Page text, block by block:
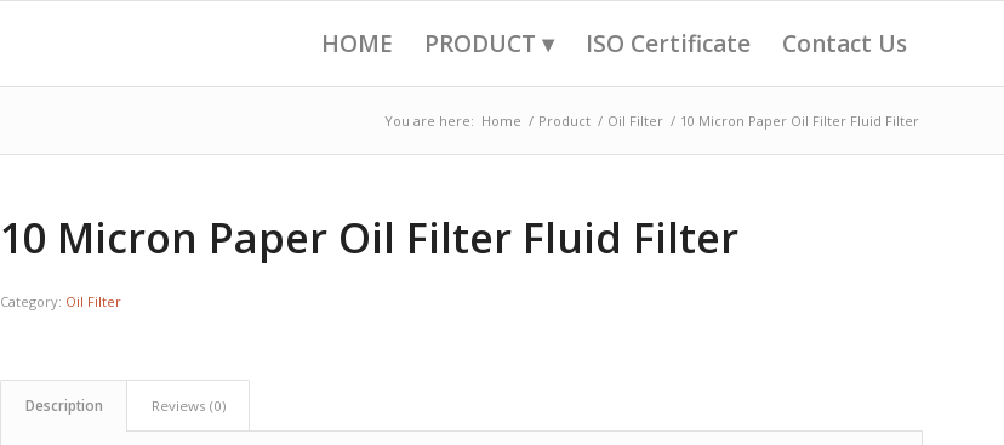
HOME PRODUCT ▾ ISO Certificate Contact Us
You are here: Home / Product / Oil Filter / 10 Micron Paper Oil Filter Fluid Filter
10 Micron Paper Oil Filter Fluid Filter
Category: Oil Filter
Description Reviews (0)